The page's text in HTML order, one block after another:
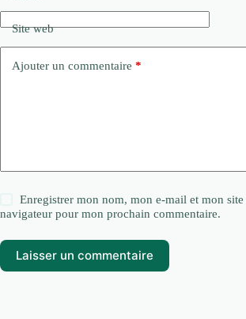
Site web
Ajouter un commentaire *
Enregistrer mon nom, mon e-mail et mon site
navigateur pour mon prochain commentaire.
Laisser un commentaire